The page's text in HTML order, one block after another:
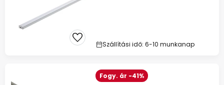
Szállítási idő: 6-10 munkanap
Fogy. ár -41%